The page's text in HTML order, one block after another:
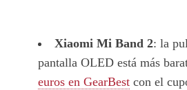
Xiaomi Mi Band 2: la
pantalla OLED está más
euros en GearBest con el